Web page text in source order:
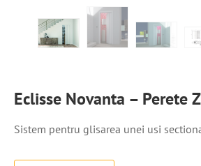
Eclisse Novanta – Perete
Sistem pentru glisarea unei usi